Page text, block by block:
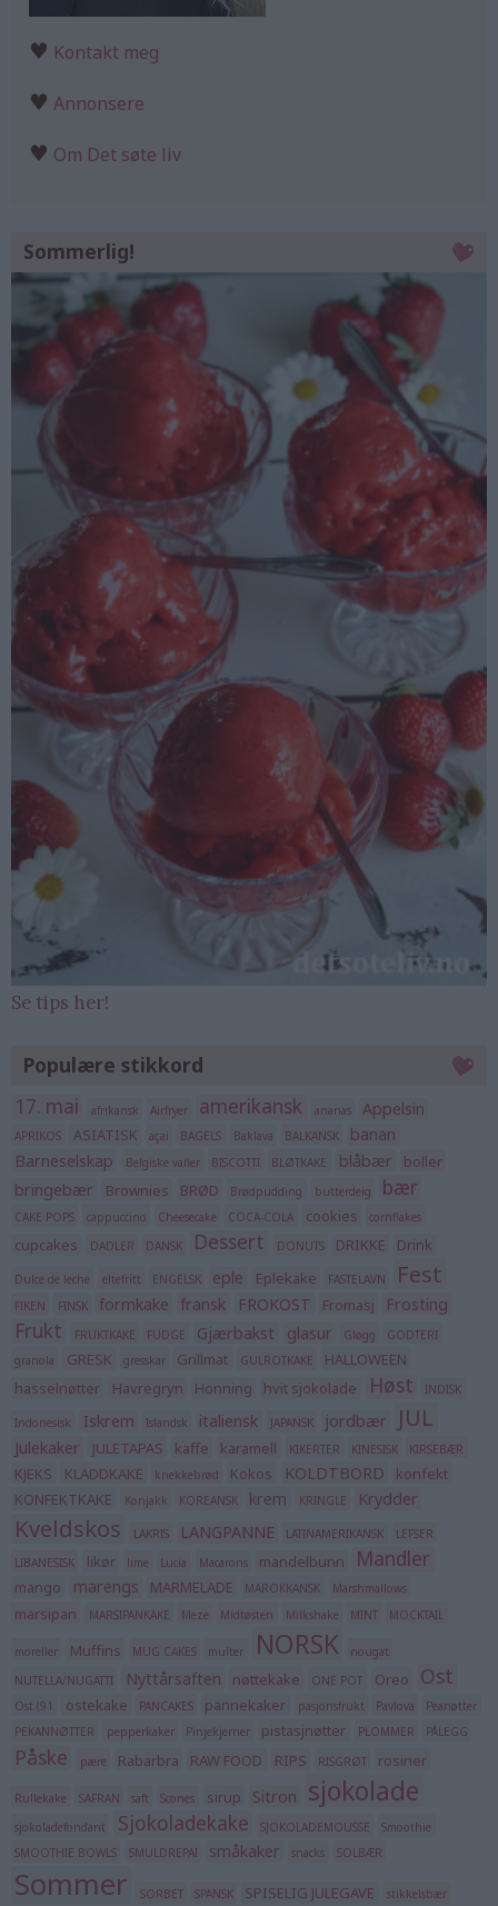
♥ Kontakt meg
♥ Annonsere
♥ Om Det søte liv
Sommerlig!
Se tips her!
Populære stikkord
17. mai afrikansk Airfryer amerikansk ananas Appelsin
APRIKOS ASIATISK açai BAGELS Baklava BALKANSK
banan
Barneselskap
Belgiske vafler BISCOTTI BLØTKAKE blåbær boller
bringebær Brownies BRØD Brødpudding butterdeig bær
CAKE POPS cappuccino Cheesecake COCA-COLA cookies cornflakes
cupcakes DADLER DANSK Dessert DONUTS DRIKKE Drink
Dulce de leche eltefritt ENGELSK eple Eplekake FASTELAVN Fest
FIKEN FINSK formkake fransk FROKOST Fromasj Frosting
Frukt FRUKTKAKE FUDGE Gjærbakst glasur Gløgg
GODTERI
granola
GRESK gresskar Grillmat GULROTKAKE
HALLOWEEN
hasselnøtter
Havregryn Honning hvit sjokolade Høst INDISK
Indonesisk Iskrem Islandsk italiensk JAPANSK jordbær JUL
Julekaker JULETAPAS kaffe karamell KIKERTER KINESISK KIRSEBÆR
KJEKS KLADDKAKE knekkebrød Kokos KOLDTBORD
konfekt
KONFEKTKAKE
Konjakk KOREANSK krem KRINGLE Krydder
Kveldskos LAKRIS LANGPANNE LATINAMERIKANSK
LEFSER
LIBANESISK
likør lime Lucia Macarons mandelbunn Mandler
mango marengs MARMELADE MAROKKANSK Marshmallows
marsipan MARSIPANKAKE Meze Midtøsten Milkshake MINT MOCKTAIL
moreller Muffins MUG CAKES multer NORSK
nougat
NUTELLA/NUGATTI
Nyttårsaften nøttekake ONE POT Oreo Ost
Ost (91 ostekake PANCAKES pannekaker pasjonsfrukt Pavlova
Peanøtter
PEKANNØTTER
pepperkaker Pinjekjerner pistasjnøtter PLOMMER PÅLEGG
Påske pære Rabarbra RAW FOOD RIPS RISGRØT rosiner
Rullekake SAFRAN saft Scones sirup Sitron sjokolade
sjokoladefondant Sjokoladekake SJOKOLADEMOUSSE
Smoothie
SMOOTHIE BOWLS
SMULDREPAI småkaker snacks SOLBÆR
Sommer SORBET SPANSK SPISELIG JULEGAVE
stikkelsbær